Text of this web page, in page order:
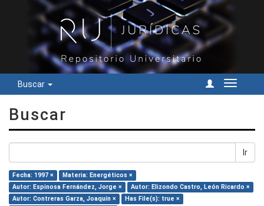
Buscar
Cambiar
Buscar
Ir
Fecha: 1997 ×
Materia: Energéticos ×
Autor: Espinosa Fernández, Jorge ×
Autor: Elizondo Castro, León Ricardo ×
Autor: Contreras Garza, Joaquín ×
Has File(s): true ×